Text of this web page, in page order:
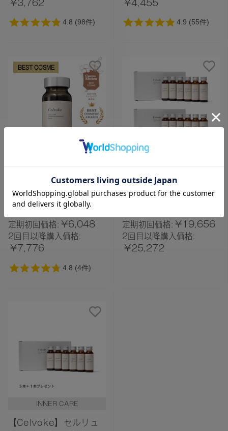
¥3,762 ¥4,455
BEST COSME
【Celvoke】セルリュ
クス インナー リサージ
ェンス ドロップ
¥8,640
定期初回価格: ¥6,048
2回目以降購入価格:
¥7,776
【Celvoke】セルリュ
クス インナー リサージ
本）
定期初回価格: ¥19,656
2回目以降購入価格:
¥25,272
INNER CARE
【Celvoke】セルリュ